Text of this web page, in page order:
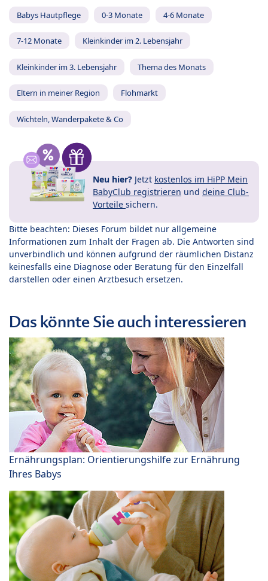
Babys Hautpflege 0-3 Monate 4-6 Monate
7-12 Monate Kleinkinder im 2. Lebensjahr
Kleinkinder im 3. Lebensjahr Thema des Monats
Eltern in meiner Region Flohmarkt
Wichteln, Wanderpakete & Co
Neu hier? Jetzt kostenlos im HiPP Mein
BabyClub registrieren und deine Club-
Vorteile sichern.
Bitte beachten: Dieses Forum bildet nur allgemeine
Informationen zum Inhalt der Fragen ab. Die Antworten sind
unverbindlich und können aufgrund der räumlichen Distanz
keinesfalls eine Diagnose oder Beratung für den Einzelfall
darstellen oder einen Arztbesuch ersetzen.
Das könnte Sie auch interessieren
Ernährungsplan: Orientierungshilfe zur Ernährung
Ihres Babys